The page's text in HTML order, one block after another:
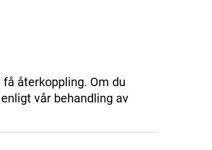
återkoppling. Om du
vår behandling av